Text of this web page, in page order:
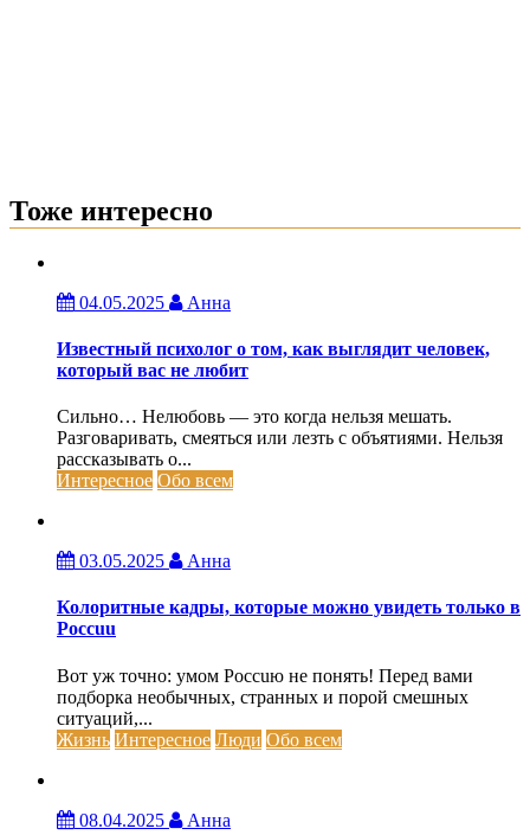
Тоже интересно
04.05.2025 Анна
Известный психолог о том, как выглядит человек,
который вас не любит
Сильно… Нелюбовь — это когда нельзя мешать.
Разговаривать, смеяться или лезть с объятиями. Нельзя
рассказывать о...
Интересное Обо всем
03.05.2025 Анна
Колоритные кадры, которые можно увидеть только в
Россuu
Вот уж точно: умом Россuю не понять! Перед вами
подборка необычных, странных и порой смешных
ситуаций,...
Жизнь Интересное Люди Обо всем
08.04.2025 Анна